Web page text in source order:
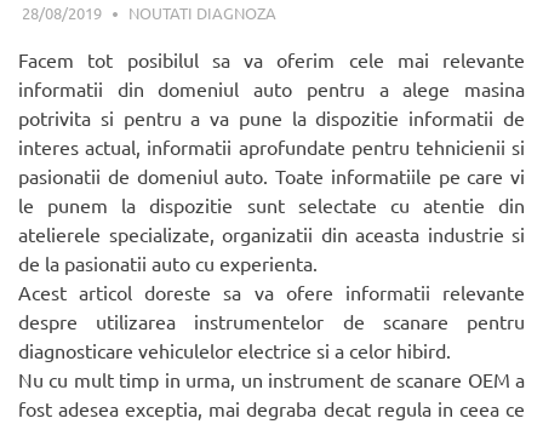
28/08/2019 NOUTATI DIAGNOZA
Facem tot posibilul sa va oferim cele mai relevante
informatii din domeniul auto pentru a alege masina
potrivita si pentru a va pune la dispozitie informatii de
interes actual, informatii aprofundate pentru tehnicienii si
pasionatii de domeniul auto. Toate informatiile pe care vi
le punem la dispozitie sunt selectate cu atentie din
atelierele specializate, organizatii din aceasta industrie si
de la pasionatii auto cu experienta.
Acest articol doreste sa va ofere informatii relevante
despre utilizarea instrumentelor de scanare pentru
diagnosticare vehiculelor electrice si a celor hibird.
Nu cu mult timp in urma, un instrument de scanare OEM a
fost adesea exceptia, mai degraba decat regula in ceea ce